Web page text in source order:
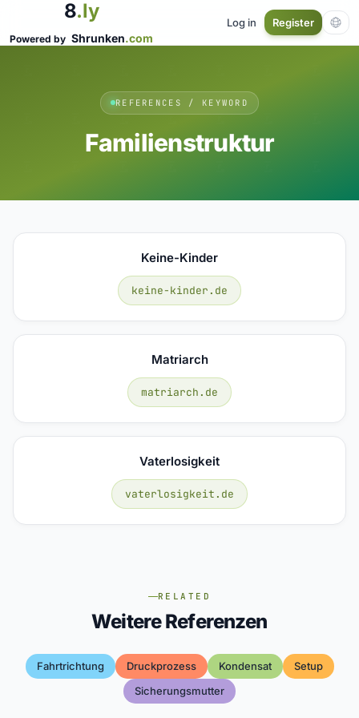
8.ly
Powered by Shrunken.com
Log in Register
REFERENCES / KEYWORD
Familienstruktur
Keine-Kinder
keine-kinder.de
Matriarch
matriarch.de
Vaterlosigkeit
vaterlosigkeit.de
RELATED
Weitere Referenzen
Fahrtrichtung Druckprozess Kondensat
Setup
Sicherungsmutter